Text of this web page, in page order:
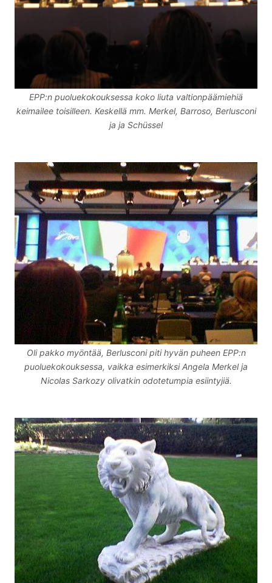
EPP:n puoluekokouksessa koko liuta valtionpäämiehiä
keimailee toisilleen. Keskellä mm. Merkel, Barroso, Berlusconi
ja ja Schüssel
Oli pakko myöntää, Berlusconi piti hyvän puheen EPP:n
puoluekokouksessa, vaikka esimerkiksi Angela Merkel ja
Nicolas Sarkozy olivatkin odotetumpia esiintyjiä.